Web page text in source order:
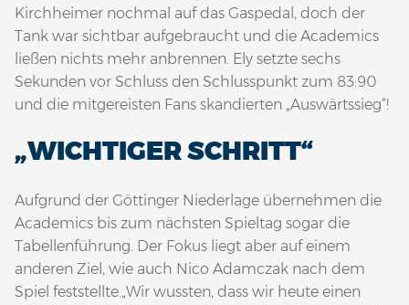
Kirchheimer nochmal auf das Gaspedal, doch der
Tank war sichtbar aufgebraucht und die Academics
ließen nichts mehr anbrennen. Ely setzte sechs
Sekunden vor Schluss den Schlusspunkt zum 83:90
und die mitgereisten Fans skandierten „Auswärtssieg“!
„WICHTIGER SCHRITT“
Aufgrund der Göttinger Niederlage übernehmen die
Academics bis zum nächsten Spieltag sogar die
Tabellenführung. Der Fokus liegt aber auf einem
anderen Ziel, wie auch Nico Adamczak nach dem
Spiel feststellte.„Wir wussten, dass wir heute einen